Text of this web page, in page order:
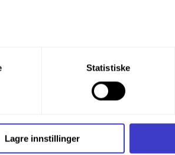
formålene. Du kan også velge
trykke «Lagre innstillingene».
og annen teknologi, og hvordan
(Cookies)
Statistiske
Lagre innstillinger